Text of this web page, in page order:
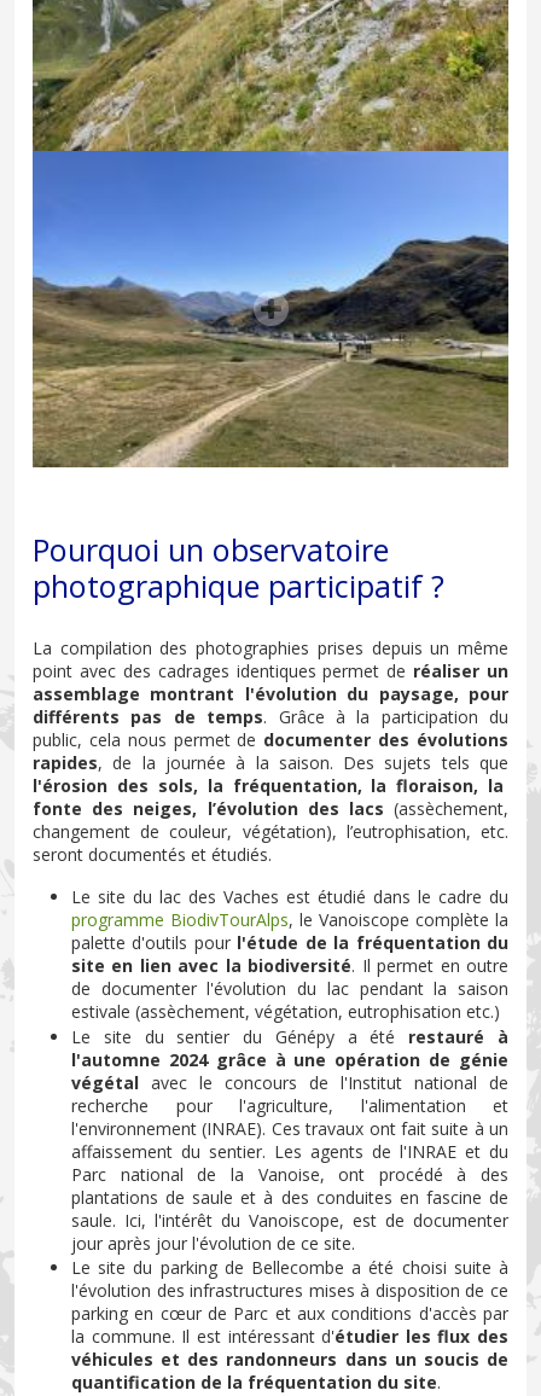
Pourquoi un observatoire
photographique participatif ?
La compilation des photographies prises depuis un même
point avec des cadrages identiques permet de réaliser un
assemblage montrant l'évolution du paysage, pour
différents pas de temps. Grâce à la participation du
public, cela nous permet de documenter des évolutions
rapides, de la journée à la saison. Des sujets tels que
l'érosion des sols, la fréquentation, la floraison, la
fonte des neiges, l’évolution des lacs (assèchement,
changement de couleur, végétation), l’eutrophisation, etc.
seront documentés et étudiés.
Le site du lac des Vaches est étudié dans le cadre du
programme BiodivTourAlps, le Vanoiscope complète la
palette d'outils pour l'étude de la fréquentation du
site en lien avec la biodiversité. Il permet en outre
de documenter l'évolution du lac pendant la saison
estivale (assèchement, végétation, eutrophisation etc.)
Le site du sentier du Génépy a été restauré à
l'automne 2024 grâce à une opération de génie
végétal avec le concours de l'Institut national de
recherche pour l'agriculture, l'alimentation et
l'environnement (INRAE). Ces travaux ont fait suite à un
affaissement du sentier. Les agents de l'INRAE et du
Parc national de la Vanoise, ont procédé à des
plantations de saule et à des conduites en fascine de
saule. Ici, l'intérêt du Vanoiscope, est de documenter
jour après jour l'évolution de ce site.
Le site du parking de Bellecombe a été choisi suite à
l'évolution des infrastructures mises à disposition de ce
parking en cœur de Parc et aux conditions d'accès par
la commune. Il est intéressant d'étudier les flux des
véhicules et des randonneurs dans un soucis de
quantification de la fréquentation du site.